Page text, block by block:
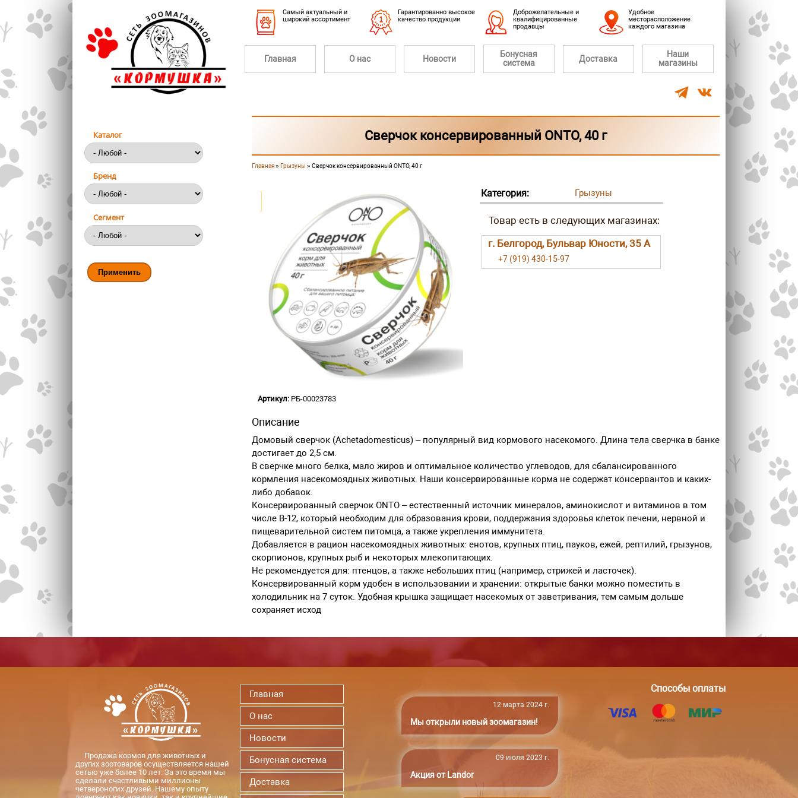
Перейти к основному содержанию
Cамый актуальный и
широкий ассортимент
Гарантированно высокое
качество продукции
Доброжелательные и
квалифицированные
продавцы
Удобное
месторасположение
каждого магазина
Главная О нас Новости
Бонусная
система
Доставка
Наши
магазины
Сверчок консервированный ONTO, 40 г
Вы здесь
Главная» Грызуны » Сверчок консервированный ONTO, 40 г
Артикул:РБ-00023783
Категория: Грызуны
г. Белгород, Бульвар Юности, 35 А
+7 (919) 430-15-97
Описание
Домовый сверчок (Achetadomesticus) – популярный вид кормового насекомого. Длина тела сверчка в банке
достигает до 2,5 см.
В сверчке много белка, мало жиров и оптимальное количество углеводов, для сбалансированного
кормления насекомоядных животных. Наши консервированные корма не содержат консервантов и каких-
либо добавок.
Консервированный сверчок ONTO – естественный источник минералов, аминокислот и витаминов в том
числе В-12, который необходим для образования крови, поддержания здоровья клеток печени, нервной и
пищеварительной систем питомца, а также укрепления иммунитета.
Добавляется в рацион насекомоядных животных: енотов, крупных птиц, пауков, ежей, рептилий, грызунов,
скорпионов, крупных рыб и некоторых млекопитающих.
Не рекомендуется для: птенцов, а также небольших птиц (например, стрижей и ласточек).
Консервированный корм удобен в использовании и хранении: открытые банки можно поместить в
холодильник на 7 суток. Удобная крышка защищает насекомых от заветривания, тем самым дольше
сохраняет исход
Каталог
Бренд
Сегмент
Продажа кормов для животных и
других зоотоваров осуществляется нашей
сетью уже более 10 лет. За это время мы
сделали счастливыми миллионы
четвероногих друзей. Нашему опыту
Главная
О нас
Новости
Бонусная система
Доставка
12 марта 2024 г.
Мы открыли новый зоомагазин!
09 июля 2023 г.
Акция от Landor
Способы оплаты